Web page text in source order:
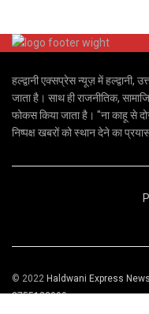
हल्द्वानी एक्सप्रेस न्यूज़ में हल्द्वानी,
जाता है। साथ ही राजनीतिक,
फोकस किया जाता है। "ना काहू से
निष्पक्ष खबरों को स्थान देने का
© 2022 Haldwani Express News
8755123999